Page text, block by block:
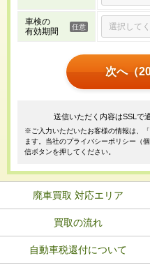
車検の
有効期間
次へ（
送信いただく内容はSSLで
※ご入力いただいたお客様の情報は、「
ます。当社のプライバシーポリシー（
信ボタンを押してください。
廃車買取 対応エリア
買取の流れ
自動車税還付について